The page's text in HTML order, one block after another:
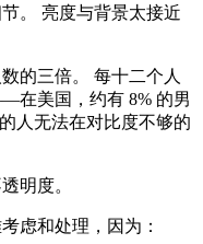
。 亮度与背景太接近
的三倍。 每十二个人
在美国，约有 8% 的男
人无法在对比度不够的
明度。
虑和处理，因为：